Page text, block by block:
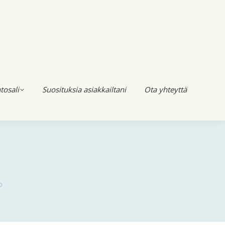
Suosituksia asiakkailtani Ota yhteyttä